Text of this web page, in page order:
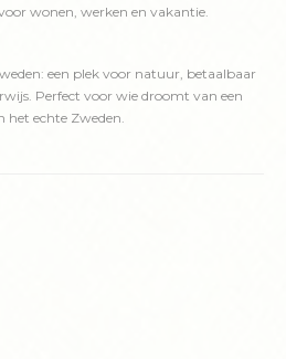
wonen, werken en vakantie.
een plek voor natuur, betaalbaar
Perfect voor wie droomt van een
het echte Zweden.